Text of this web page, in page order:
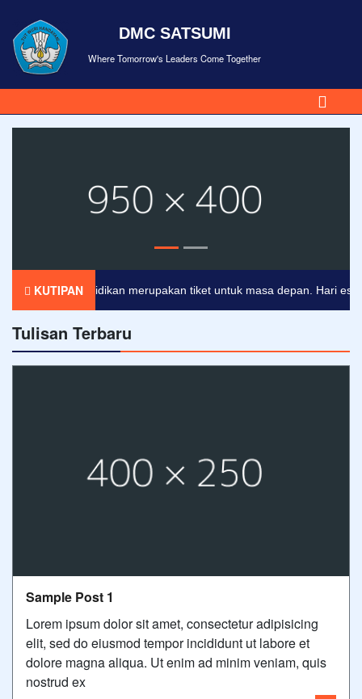
DMC SATSUMI
Where Tomorrow's Leaders Come Together
KUTIPAN
Pendidikan merupakan tiket untuk masa depan. Hari esok
Tulisan Terbaru
Sample Post 1
Lorem ipsum dolor sit amet, consectetur adipisicing
elit, sed do eiusmod tempor incididunt ut labore et
dolore magna aliqua. Ut enim ad minim veniam, quis
nostrud ex